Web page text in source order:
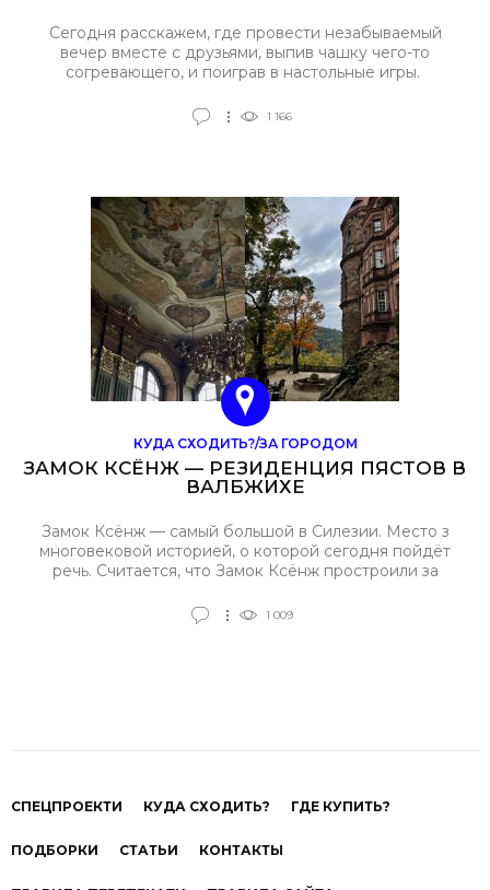
Сегодня расскажем, где провести незабываемый
вечер вместе с друзьями, выпив чашку чего-то
согревающего, и поиграв в настольные игры.
1 166
КУДА СХОДИТЬ?/ЗА ГОРОДОМ
ЗАМОК КСЁНЖ — РЕЗИДЕНЦИЯ ПЯСТОВ В
ВАЛБЖИХЕ
Замок Ксёнж — самый большой в Силезии. Место з
многовековой историей, о которой сегодня пойдёт
речь. Считается, что Замок Ксёнж простроили за
В 1392 году владельцем стала чешская корона, позже
замок даже стал местом собрания гуситов (чешских
1 009
СПЕЦПРОЕКТИ КУДА СХОДИТЬ? ГДЕ КУПИТЬ?
ПОДБОРКИ СТАТЬИ КОНТАКТЫ